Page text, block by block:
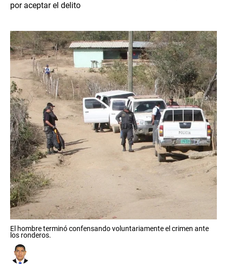
por aceptar el delito
El hombre terminó confensando voluntariamente el crimen ante
los ronderos.